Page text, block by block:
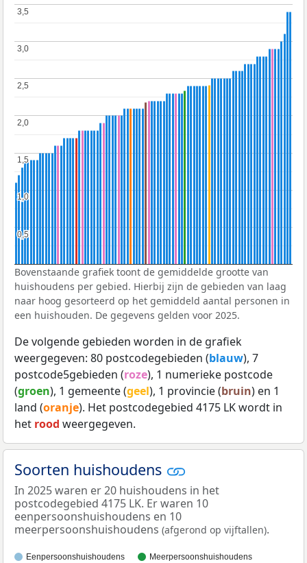
0,5
0,5
1,0
1,0
1,5
1,5
2,0
2,0
2,5
2,5
3,0
3,0
3,5
3,5
Bovenstaande grafiek toont de gemiddelde grootte van
huishoudens per gebied. Hierbij zijn de gebieden van laag
naar hoog gesorteerd op het gemiddeld aantal personen in
een huishouden. De gegevens gelden voor 2025.
De volgende gebieden worden in de grafiek
weergegeven: 80 postcodegebieden (blauw), 7
postcode5gebieden (roze), 1 numerieke postcode
(groen), 1 gemeente (geel), 1 provincie (bruin) en 1
land (oranje). Het postcodegebied 4175 LK wordt in
het rood weergegeven.
Soorten huishoudens
In 2025 waren er 20 huishoudens in het
postcodegebied 4175 LK. Er waren 10
eenpersoonshuishoudens en 10
meerpersoonshuishoudens (afgerond op vijftallen).
Eenpersoonshuishoudens Meerpersoonshuishoudens